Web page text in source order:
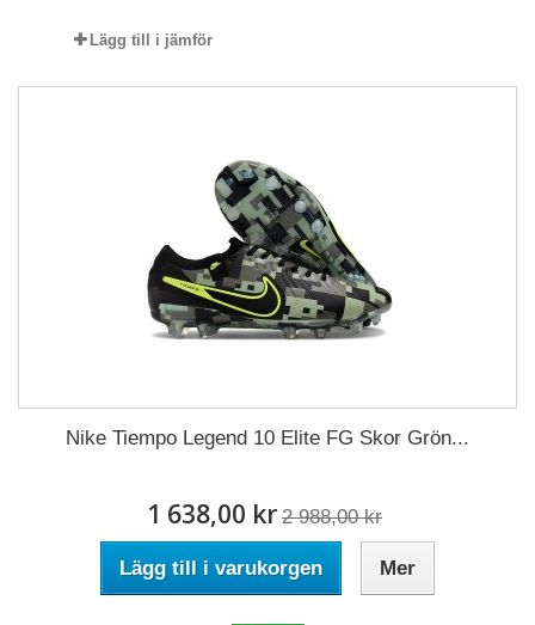
Lägg till i jämför
Nike Tiempo Legend 10 Elite FG Skor Grön...
1 638,00 kr 2 988,00 kr
Lägg till i varukorgen Mer